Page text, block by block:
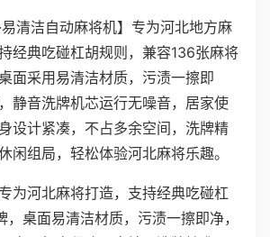
易清洁自动麻将机】专为河北地方麻
经典吃碰杠胡规则，兼容136张麻将
面采用易清洁材质，污渍一擦即
静音洗牌机芯运行无噪音，居家使
设计紧凑，不占多余空间，洗牌精
闲组局，轻松体验河北麻将乐趣。
为河北麻将打造，支持经典吃碰杠
，桌面易清洁材质，污渍一擦即净，